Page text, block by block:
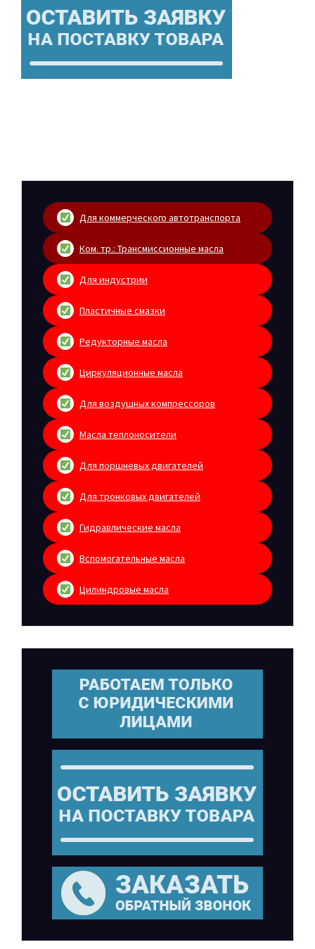
Для коммерческого автотранспорта
Ком. тр.: Трансмиссионные масла
Для индустрии
Пластичные смазки
Редукторные масла
Циркуляционные масла
Для воздушных компрессоров
Масла теплоносители
Для поршневых двигателей
Для тронковых двигателей
Гидравлические масла
Вспомогательные масла
Цилиндровые масла